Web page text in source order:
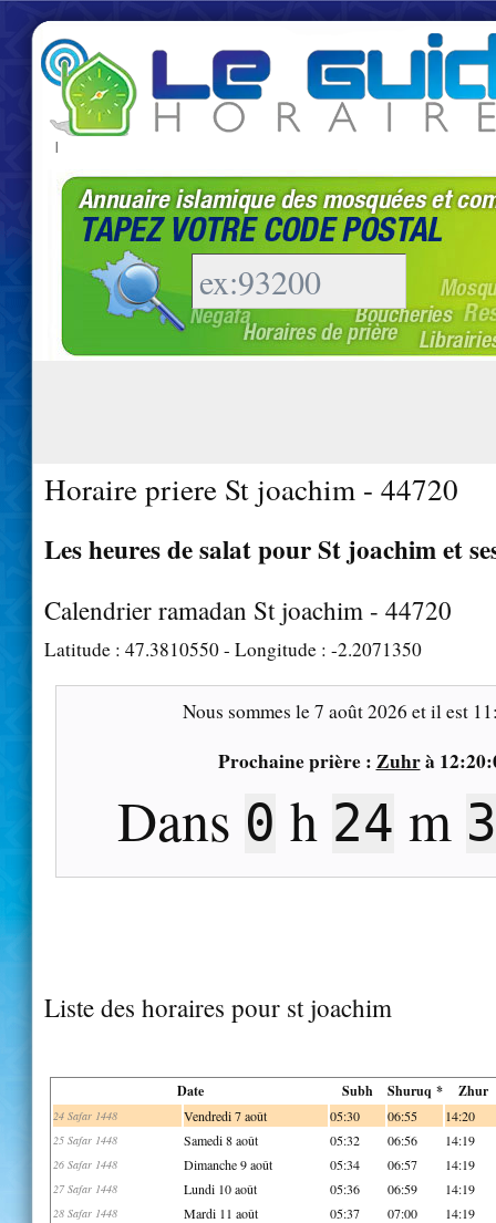
|
Horaire priere St joachim - 44720
Les heures de salat pour St joachim et
Calendrier ramadan St joachim - 44720
Latitude : 47.3810550- Longitude : -2.2071350
Nous sommes le7 août 2026 et il est
Prochaine prière : Zuhrà
Dans 0 h 24 m
Liste des horaires pour st joachim
Date Subh Shuruq * Zhur
24 Safar 1448 Vendredi 7 août 05:30 06:55 14:20
25 Safar 1448 Samedi 8 août 05:32 06:56 14:19
26 Safar 1448 Dimanche 9 août 05:34 06:57 14:19
27 Safar 1448 Lundi 10 août 05:36 06:59 14:19
28 Safar 1448 Mardi 11 août 05:37 07:00 14:19